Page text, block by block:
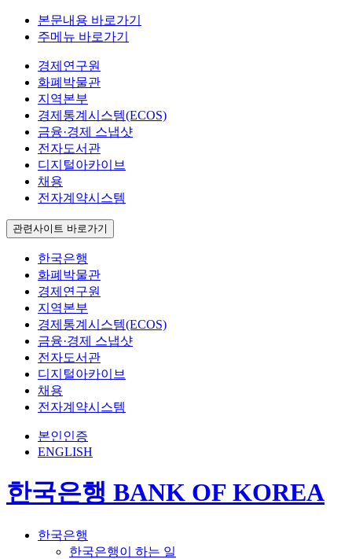
본문내용 바로가기
주메뉴 바로가기
경제연구원
화폐박물관
지역본부
경제통계시스템(ECOS)
금융·경제 스냅샷
전자도서관
디지털아카이브
채용
전자계약시스템
관련사이트 바로가기
한국은행
화폐박물관
경제연구원
지역본부
경제통계시스템(ECOS)
금융·경제 스냅샷
전자도서관
디지털아카이브
채용
전자계약시스템
본인인증
ENGLISH
한국은행 BANK OF KOREA
한국은행
한국은행이 하는 일